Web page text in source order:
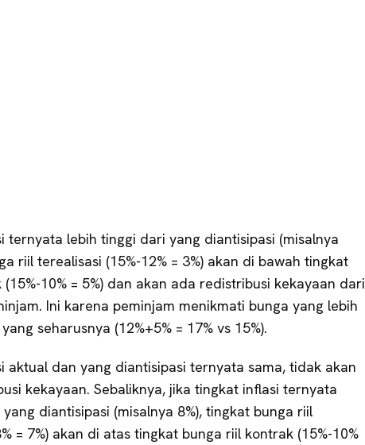
ternyata lebih tinggi dari yang diantisipasi (misalnya
riil terealisasi (15%-12% = 3%) akan di bawah tingkat
10% = 5%) dan akan ada redistribusi kekayaan dari
Ini karena peminjam menikmati bunga yang lebih
seharusnya (12%+5% = 17% vs 15%).
aktual dan yang diantisipasi ternyata sama, tidak akan
kekayaan. Sebaliknya, jika tingkat inflasi ternyata
diantisipasi (misalnya 8%), tingkat bunga riil
= 7%) akan di atas tingkat bunga riil kontrak (15%-10%